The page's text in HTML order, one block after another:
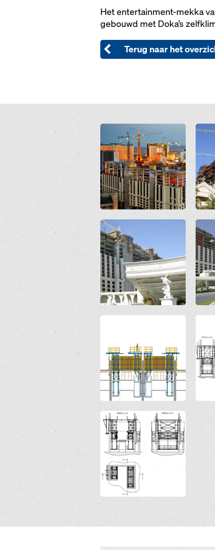
Het entertainment-mekka
gebouwd met Doka’s
Terug naar het
Open Open
Open Open
Open
Open